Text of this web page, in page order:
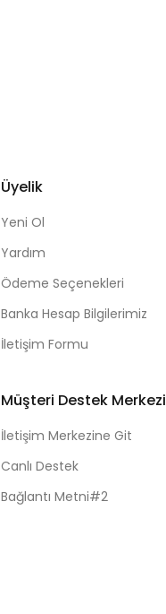
Üyelik
Yeni Ol
Yardım
Ödeme Seçenekleri
Banka Hesap Bilgilerimiz
İletişim Formu
Müşteri Destek Merkezi
İletişim Merkezine Git
Canlı Destek
Bağlantı Metni#2